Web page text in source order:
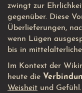
zwingt zur
gegenüber. Diese
Überlieferungen,
wenn Lügen
bis in mittelalterliche
Im Kontext der
heute die
Weisheit und